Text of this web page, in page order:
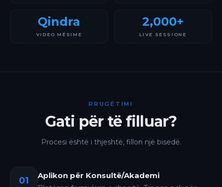
Qindra
VIDEO MËSIME
2,000+
LIVE SESSIONE
RRUGËTIMI
Gati për të filluar?
Procesi është i thjeshtë, fillon një bisedë.
01 Aplikon për Konsultë/Akademi